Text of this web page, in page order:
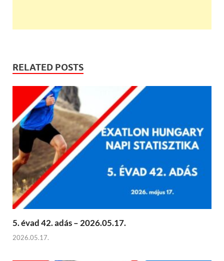
RELATED POSTS
5. évad 42. adás – 2026.05.17.
2026.05.17.